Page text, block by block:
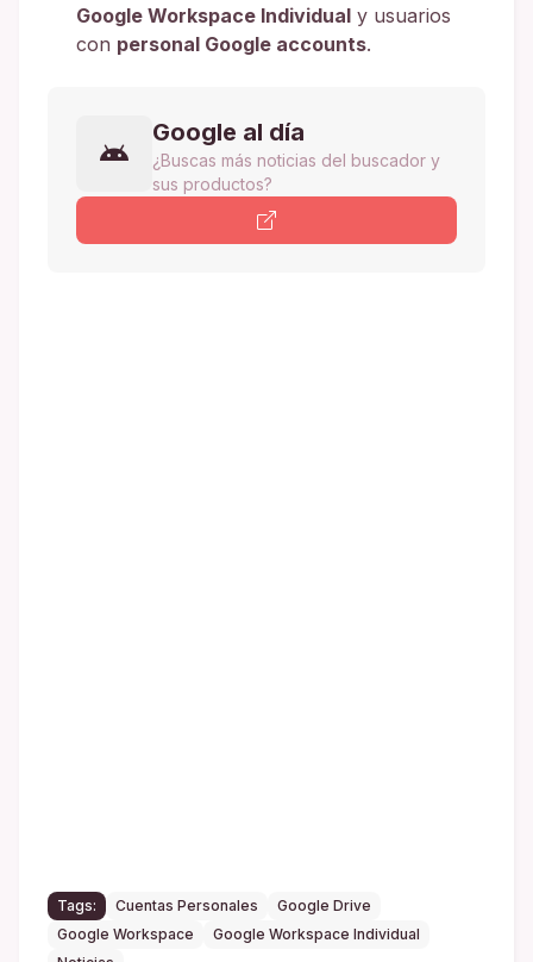
Google Workspace Individual y usuarios
con personal Google accounts.
Google al día
¿Buscas más noticias del buscador y
sus productos?
Tags: Cuentas Personales
Google Drive
Google Workspace
Google Workspace Individual